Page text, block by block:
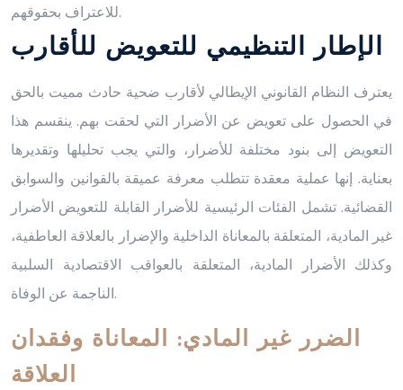
للاعتراف بحقوقهم.
الإطار التنظيمي للتعويض للأقارب
يعترف النظام القانوني الإيطالي لأقارب ضحية حادث مميت بالحق
في الحصول على تعويض عن الأضرار التي لحقت بهم. ينقسم هذا
التعويض إلى بنود مختلفة للأضرار، والتي يجب تحليلها وتقديرها
بعناية. إنها عملية معقدة تتطلب معرفة عميقة بالقوانين والسوابق
القضائية. تشمل الفئات الرئيسية للأضرار القابلة للتعويض الأضرار
غير المادية، المتعلقة بالمعاناة الداخلية والإضرار بالعلاقة العاطفية،
وكذلك الأضرار المادية، المتعلقة بالعواقب الاقتصادية السلبية
الناجمة عن الوفاة.
الضرر غير المادي: المعاناة وفقدان
العلاقة